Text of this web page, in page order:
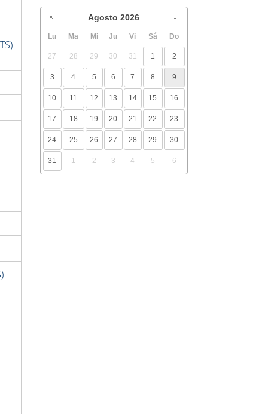
Agosto 2026
Lu Ma Mi Ju Vi Sá Do
27 28 29 30 31 1 2
3 4 5 6 7 8 9
10 11 12 13 14 15 16
17 18 19 20 21 22 23
24 25 26 27 28 29 30
31 1 2 3 4 5 6